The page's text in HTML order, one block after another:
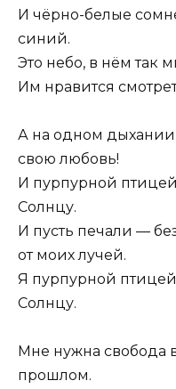
И чёрно-белые
синий.
Это небо, в нём так
Им нравится
А на одном дыхании
свою любовь!
И пурпурной
Солнцу.
И пусть печали —
от моих лучей.
Я пурпурной
Солнцу.
Мне нужна свобода
прошлом.